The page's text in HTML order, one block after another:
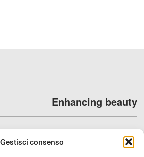
Gestisci consenso
Enhancing beauty